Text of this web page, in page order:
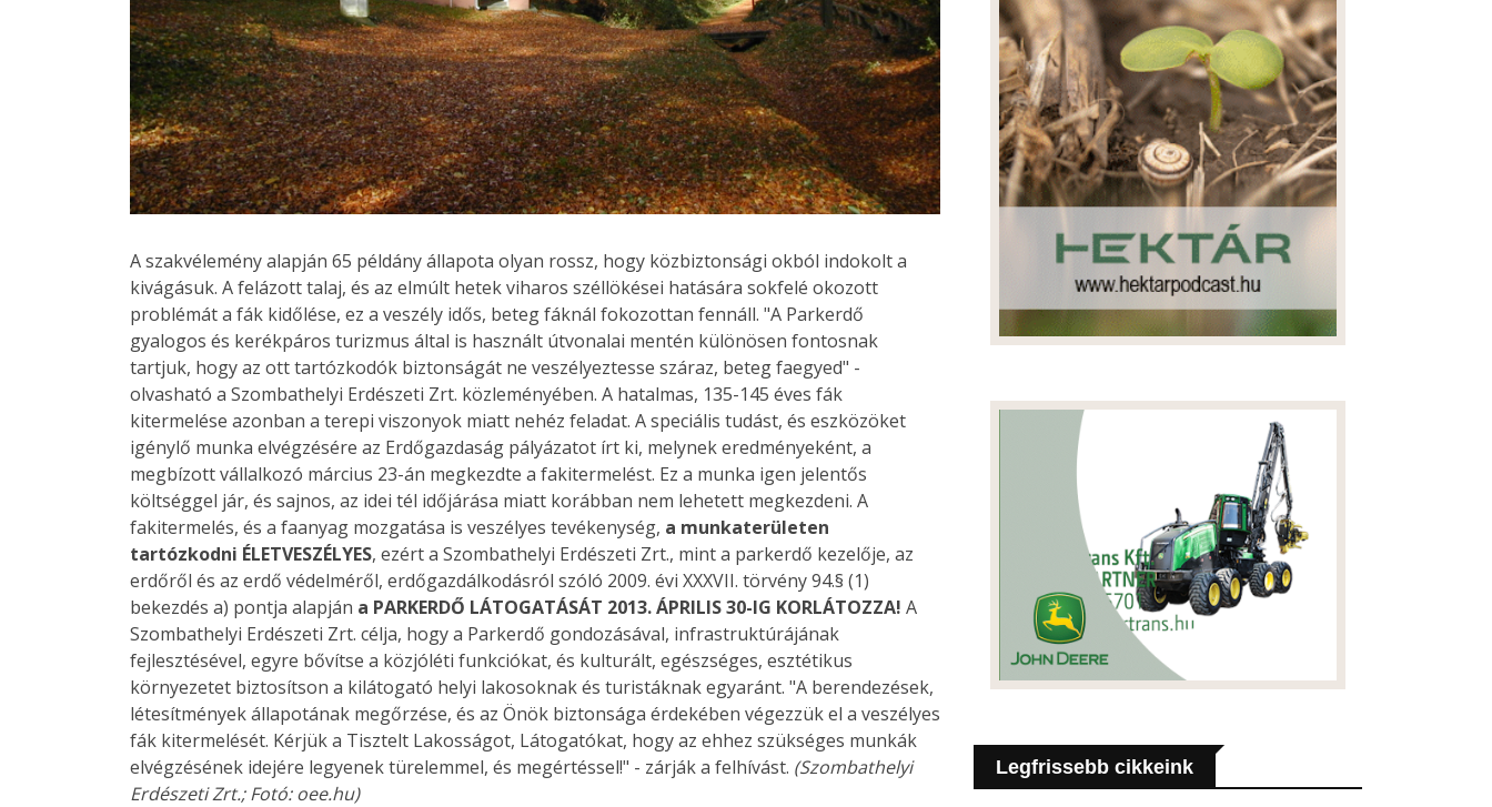
A szakvélemény alapján 65 példány állapota olyan rossz, hogy közbiztonsági okból indokolt a
kivágásuk. A felázott talaj, és az elmúlt hetek viharos széllökései hatására sokfelé okozott
problémát a fák kidőlése, ez a veszély idős, beteg fáknál fokozottan fennáll. "A Parkerdő
gyalogos és kerékpáros turizmus által is használt útvonalai mentén különösen fontosnak
tartjuk, hogy az ott tartózkodók biztonságát ne veszélyeztesse száraz, beteg faegyed" -
olvasható a Szombathelyi Erdészeti Zrt. közleményében. A hatalmas, 135-145 éves fák
kitermelése azonban a terepi viszonyok miatt nehéz feladat. A speciális tudást, és eszközöket
igénylő munka elvégzésére az Erdőgazdaság pályázatot írt ki, melynek eredményeként, a
megbízott vállalkozó március 23-án megkezdte a fakitermelést. Ez a munka igen jelentős
költséggel jár, és sajnos, az idei tél időjárása miatt korábban nem lehetett megkezdeni. A
fakitermelés, és a faanyag mozgatása is veszélyes tevékenység, a munkaterületen
tartózkodni ÉLETVESZÉLYES, ezért a Szombathelyi Erdészeti Zrt., mint a parkerdő kezelője, az
erdőről és az erdő védelméről, erdőgazdálkodásról szóló 2009. évi XXXVII. törvény 94.§ (1)
bekezdés a) pontja alapján a PARKERDŐ LÁTOGATÁSÁT 2013. ÁPRILIS 30-IG KORLÁTOZZA! A
Szombathelyi Erdészeti Zrt. célja, hogy a Parkerdő gondozásával, infrastruktúrájának
fejlesztésével, egyre bővítse a közjóléti funkciókat, és kulturált, egészséges, esztétikus
környezetet biztosítson a kilátogató helyi lakosoknak és turistáknak egyaránt. "A berendezések,
létesítmények állapotának megőrzése, és az Önök biztonsága érdekében végezzük el a veszélyes
fák kitermelését. Kérjük a Tisztelt Lakosságot, Látogatókat, hogy az ehhez szükséges munkák
elvégzésének idejére legyenek türelemmel, és megértéssel!" - zárják a felhívást. (Szombathelyi
Erdészeti Zrt.; Fotó: oee.hu)
Legfrissebb cikkeink